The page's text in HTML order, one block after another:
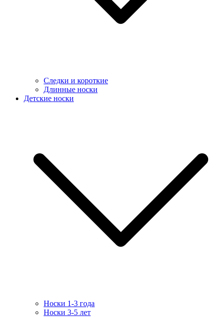
Следки и короткие
Длинные носки
Детские носки
Носки 1-3 года
Носки 3-5 лет